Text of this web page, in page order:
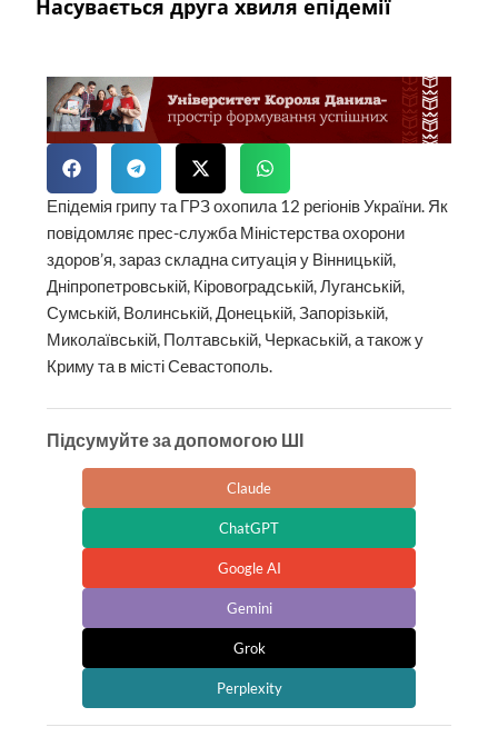
Насувається друга хвиля епідемії
Епідемія грипу та ГРЗ охопила 12 регіонів України. Як
повідомляє прес-служба Міністерства охорони
здоров’я, зараз складна ситуація у Вінницькій,
Дніпропетровській, Кіровоградській, Луганській,
Сумській, Волинській, Донецькій, Запорізькій,
Миколаївській, Полтавській, Черкаській, а також у
Криму та в місті Севастополь.
Підсумуйте за допомогою ШІ
Claude
ChatGPT
Google AI
Gemini
Grok
Perplexity